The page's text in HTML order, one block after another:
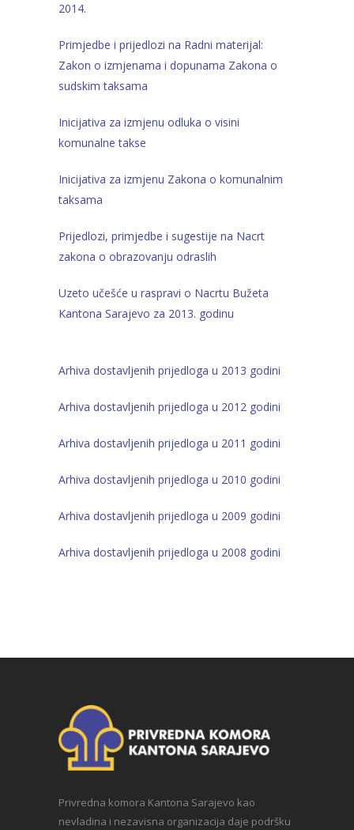
2014.
Primjedbe i prijedlozi na Radni materijal:
Zakon o izmjenama i dopunama Zakona o
sudskim taksama
Inicijativa za izmjenu odluka o visini
komunalne takse
Inicijativa za izmjenu Zakona o komunalnim
taksama
Prijedlozi, primjedbe i sugestije na Nacrt
zakona o obrazovanju odraslih
Uzeto učešće u raspravi o Nacrtu Bužeta
Kantona Sarajevo za 2013. godinu
Arhiva dostavljenih prijedloga u 2013 godini
Arhiva dostavljenih prijedloga u 2012 godini
Arhiva dostavljenih prijedloga u 2011 godini
Arhiva dostavljenih prijedloga u 2010 godini
Arhiva dostavljenih prijedloga u 2009 godini
Arhiva dostavljenih prijedloga u 2008 godini
Privredna komora Kantona Sarajevo kao
nevladina i nezavisna organizacija daje podršku